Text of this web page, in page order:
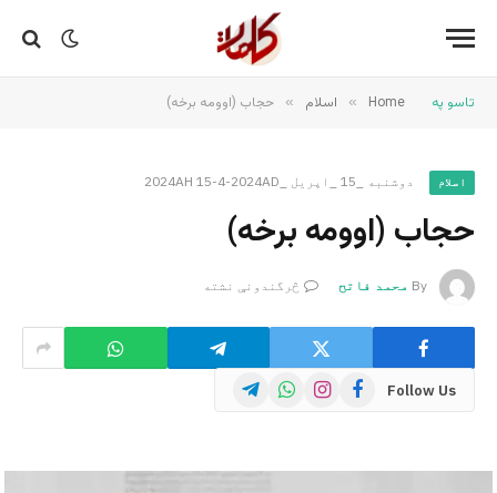
تاسو په Home
» اسلام » حجاب (اوومه برخه)
اسلام دوشنبه _15 _اپریل _2024AH 15-4-2024AD
حجاب (اوومه برخه)
By محمد فاتح څرگندونې نشته
Follow Us
Facebook
Instagram
WhatsApp
Telegram